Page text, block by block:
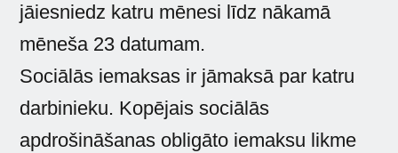
jāiesniedz katru mēnesi līdz nākamā
mēneša 23 datumam.
Sociālās iemaksas ir jāmaksā par katru
darbinieku. Kopējais sociālās
apdrošināšanas obligāto iemaksu likme